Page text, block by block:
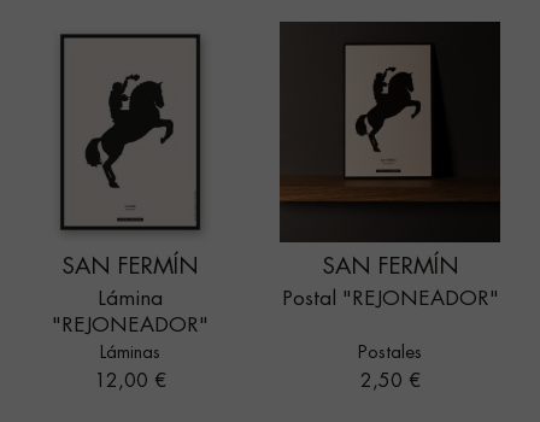
SAN FERMÍN
Lámina
"REJONEADOR"
Láminas
Precio
12,00 €
SAN FERMÍN
Postal "REJONEADOR"
Postales
Precio
2,50 €